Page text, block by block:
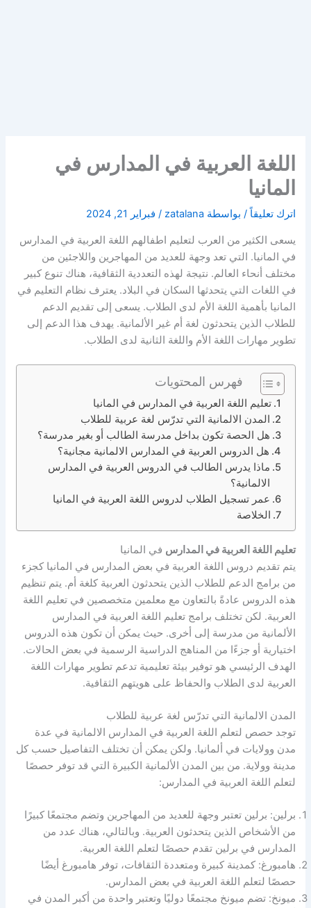
اللغة العربية في المدارس في
المانيا
اترك تعليقاً / بواسطة zatalana
/ فبراير 21, 2024
يسعى الكثير من العرب لتعليم اطفالهم اللغة العربية في المدارس
في المانيا. التي تعد وجهة للعديد من المهاجرين واللاجئين من
مختلف أنحاء العالم. نتيجة لهذه التعددية الثقافية، هناك تنوع كبير
في اللغات التي يتحدثها السكان في البلاد. يعترف نظام التعليم في
المانيا بأهمية اللغة الأم لدى الطلاب. يسعى إلى تقديم الدعم
للطلاب الذين يتحدثون لغة أم غير الألمانية. يهدف هذا الدعم إلى
تطوير مهارات اللغة الأم واللغة الثانية لدى الطلاب.
فهرس المحتويات
تعليم اللغة العربية في المدارس في المانيا
المدن الالمانية التي تدرّس لغة عربية للطلاب
هل الحصة تكون بداخل مدرسة الطالب أو بغير مدرسة؟
هل الدروس العربية في المدارس الالمانية مجانية؟
ماذا يدرس الطالب في الدروس العربية في المدارس
الالمانية؟
عمر تسجيل الطلاب لدروس اللغة العربية في المانيا
الخلاصة
تعليم اللغة العربية في المدارس في المانيا
يتم تقديم دروس اللغة العربية في بعض المدارس في المانيا كجزء
من برامج الدعم للطلاب الذين يتحدثون العربية كلغة أم. يتم تنظيم
هذه الدروس عادةً بالتعاون مع معلمين متخصصين في تعليم اللغة
العربية. لكن تختلف برامج تعليم اللغة العربية في المدارس
الألمانية من مدرسة إلى أخرى. حيث يمكن أن تكون هذه الدروس
اختيارية أو جزءًا من المناهج الدراسية الرسمية في بعض الحالات.
الهدف الرئيسي هو توفير بيئة تعليمية تدعم تطوير مهارات اللغة
العربية لدى الطلاب والحفاظ على هويتهم الثقافية.
المدن الالمانية التي تدرّس لغة عربية للطلاب
توجد حصص لتعلم اللغة العربية في المدارس الالمانية في عدة
مدن وولايات في ألمانيا. ولكن يمكن أن تختلف التفاصيل حسب كل
مدينة وولاية. من بين المدن الألمانية الكبيرة التي قد توفر حصصًا
لتعلم اللغة العربية في المدارس:
برلين: برلين تعتبر وجهة للعديد من المهاجرين وتضم مجتمعًا كبيرًا
من الأشخاص الذين يتحدثون العربية. وبالتالي، هناك عدد من
المدارس في برلين تقدم حصصًا لتعلم اللغة العربية.
هامبورغ: كمدينة كبيرة ومتعددة الثقافات، توفر هامبورغ أيضًا
حصصًا لتعلم اللغة العربية في بعض المدارس.
ميونخ: تضم ميونخ مجتمعًا دوليًا وتعتبر واحدة من أكبر المدن في